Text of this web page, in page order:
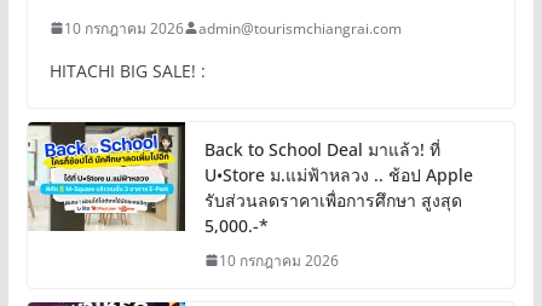
10 กรกฎาคม 2026 admin@tourismchiangrai.com
HITACHI BIG SALE! :
Back to School Deal มาแล้ว! ที่
U•Store ม.แม่ฟ้าหลวง .. ช้อป Apple
รับส่วนลดราคาเพื่อการศึกษา สูงสุด
5,000.-*
10 กรกฎาคม 2026